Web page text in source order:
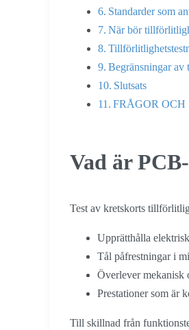
Standarder som
När bör
Begränsningar
Slutsats
FRÅGOR OCH
Vad är
Test av kretskorts
Upprätthålla
Tål påfrestningar i
Överlever mekanisk
Prestationer som är
Till skillnad från